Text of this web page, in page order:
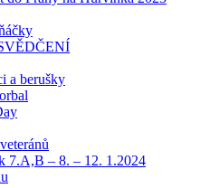
a berušky
7.A,B – 8. – 12. 1.2024